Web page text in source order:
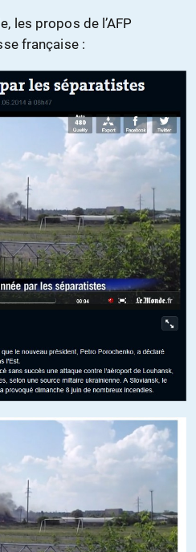
les propos de l’AFP
française :